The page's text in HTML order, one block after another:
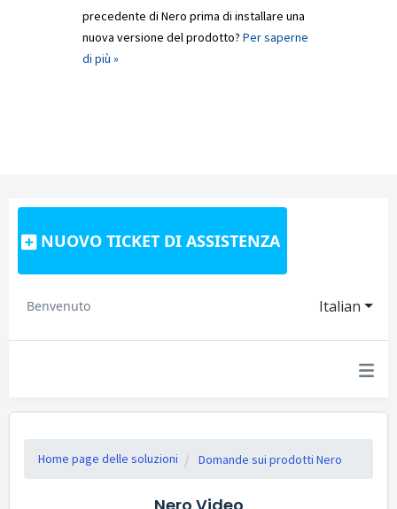
precedente di Nero prima di installare una
nuova versione del prodotto? Per saperne
di più »
NUOVO TICKET DI ASSISTENZA
Italian
Benvenuto
Home page delle soluzioni Domande sui prodotti Nero